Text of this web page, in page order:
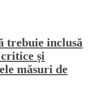
trebuie inclusă
și
măsuri de